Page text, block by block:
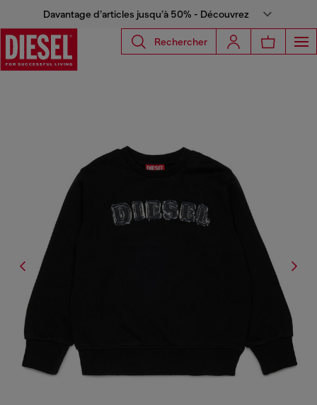
Davantage d’articles jusqu’à 50% - Découvrez
Rechercher